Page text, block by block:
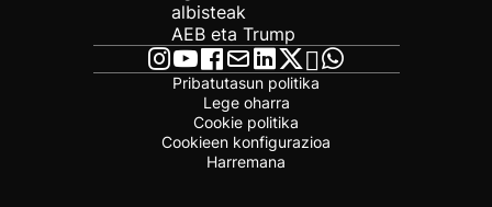
albisteak
AEB eta Trump
Pribatutasun politika
Lege oharra
Cookie politika
Cookieen konfigurazioa
Harremana